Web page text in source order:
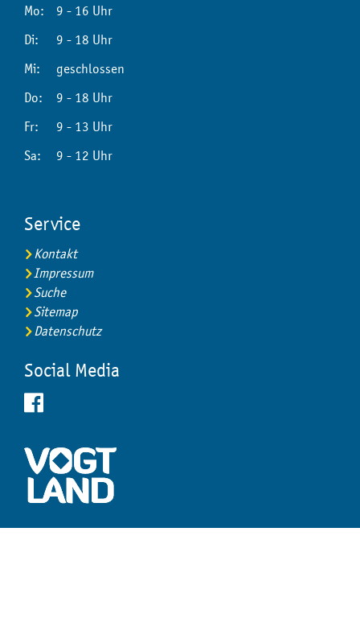
Mo:
9 - 16 Uhr
Di:
9 - 18 Uhr
Mi:
geschlossen
Do:
9 - 18 Uhr
Fr:
9 - 13 Uhr
Sa:
9 - 12 Uhr
Service
Kontakt
Impressum
Suche
Sitemap
Datenschutz
Social Media